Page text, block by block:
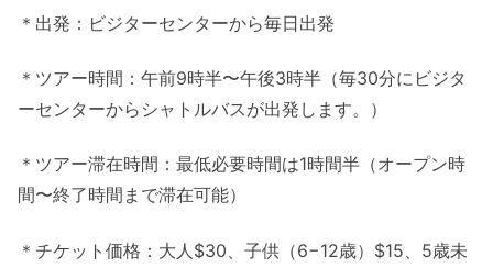
＊出発：ビジターセンターから毎日出発
＊ツアー時間：午前9時半〜午後3時半（毎30分にビジタ
ーセンターからシャトルバスが出発します。）
＊ツアー滞在時間：最低必要時間は1時間半（オープン時
間〜終了時間まで滞在可能）
＊チケット価格：大人$30、子供（6−12歳）$15、5歳未